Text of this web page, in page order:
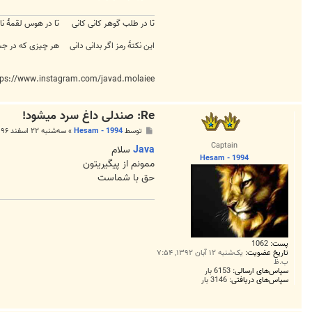
تا در طلب گوهر کانی کانی تا در هوس لقمهٔ
این نکتهٔ رمز اگر بدانی دانی هر چیزی که در
www.instagram.com/javad.molaiee/
Captain
Hesam - 1994
پست: 1062
تاریخ عضویت: یک‌شنبه ۱۲ آبان ۱۳۹۲, ۷:۵۴
ب.ظ
سپاس‌های ارسالی: 6153 بار
سپاس‌های دریافتی: 3146 بار
Re: صندلی داغ سرد میشود!
ت
توسطHesam - 1994
»سه‌شنبه ۲۲ اسفند ۱۳۹۶, ۵:۱۰ ب.ظ
Java سلام
ممونم از پیگیریتون
حق با شماست